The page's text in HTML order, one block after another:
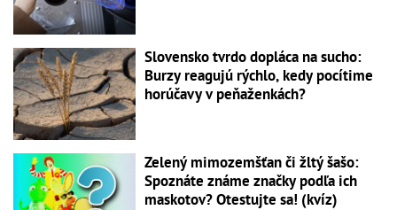
Slovensko tvrdo dopláca na sucho:
Burzy reagujú rýchlo, kedy pocítime
horúčavy v peňaženkách?
Zelený mimozemšťan či žltý šašo:
Spoznáte známe značky podľa ich
maskotov? Otestujte sa! (kvíz)